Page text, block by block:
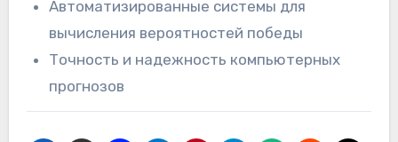
Автоматизированные системы для
вычисления вероятностей победы
Точность и надежность компьютерных
прогнозов